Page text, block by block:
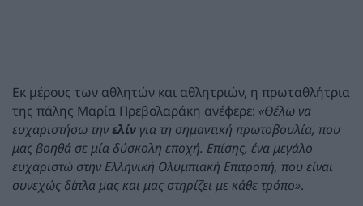
Εκ μέρους των αθλητών και αθλητριών, η πρωταθλήτρια
της πάλης Μαρία Πρεβολαράκη ανέφερε: «Θέλω να
ευχαριστήσω τηνελίν για τη σημαντική πρωτοβουλία, που
μας βοηθά σε μία δύσκολη εποχή. Επίσης, ένα μεγάλο
ευχαριστώ στην Ελληνική Ολυμπιακή Επιτροπή, που είναι
συνεχώς δίπλα μας και μας στηρίζει με κάθε τρόπο».